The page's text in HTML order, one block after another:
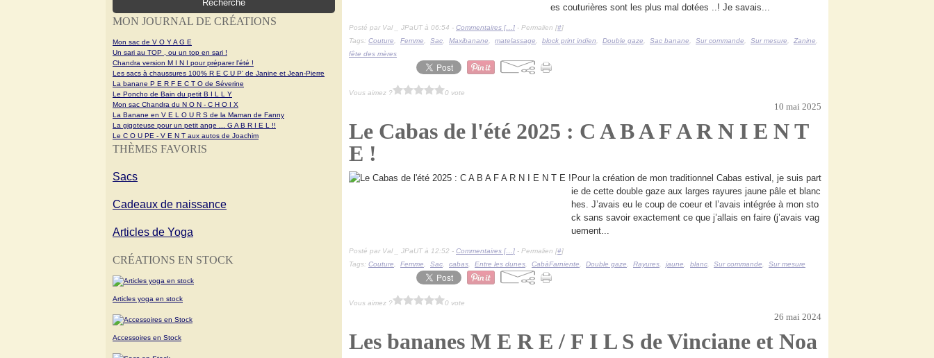
MON JOURNAL DE CRÉATIONS
Mon sac de V O Y A G E
Un sari au TOP , ou un top en sari !
Chandra version M I N I pour préparer l'été !
Les sacs à chaussures 100% R E C U P' de Janine et Jean-Pierre
La banane P E R F E C T O de Séverine
Le Poncho de Bain du petit B I L L Y
Mon sac Chandra du N O N - C H O I X
La Banane en V E L O U R S de la Maman de Fanny
La gigoteuse pour un petit ange ... G A B R I E L !!
Le C O U PE - V E N T aux autos de Joachim
THÈMES FAVORIS
Sacs
Cadeaux de naissance
Articles de Yoga
CRÉATIONS EN STOCK
Articles yoga en stock
Accessoires en Stock
es couturières sont les plus mal dotées ..! Je savais...
Posté par Val _ JPaUT à 06:54 - Commentaires [… ] - Permalien [#]
Tags: Couture Femme Sac Maxibanane matelassage block print indien Double gaze Sac banane Sur commande Sur mesure Zanine
fête des mères
Vous aimez ? 0 vote
10 mai 2025
Le Cabas de l'été 2025 : C A B A F A R N I E N T
E !
Pour la création de mon traditionnel Cabas estival, je suis part
ie de cette double gaze aux larges rayures jaune pâle et blanc
hes. J’avais eu le coup de coeur et l’avais intégrée à mon sto
ck sans savoir exactement ce que j’allais en faire (j’avais vag
uement...
Posté par Val _ JPaUT à 12:52 - Commentaires [… ] - Permalien [#]
Tags: Couture Femme Sac cabas Entre les dunes CabàFarniente Double gaze Rayures jaune blanc Sur commande Sur mesure
Vous aimez ? 0 vote
26 mai 2024
Les bananes M E R E / F I L S de Vinciane et Noa